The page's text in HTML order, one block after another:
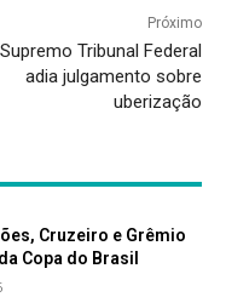
Próximo
Supremo Tribunal Federal
adia julgamento sobre
uberização
Cruzeiro e Grêmio
Copa do Brasil